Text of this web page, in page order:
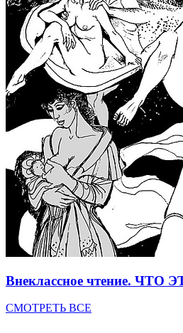
Внеклассное чтение. ЧТО
СМОТРЕТЬ ВСЕ